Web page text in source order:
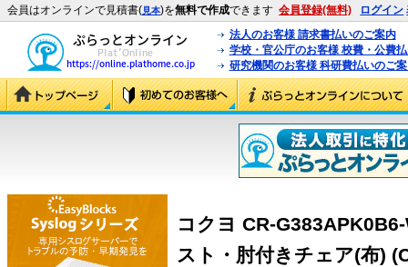
会員はオンラインで見積書(見本)を無料で作成できます 会員登録(無料) ログイン
法人のお客様 請求書払いのご案内
学校・官公庁のお客様 校費・公費
研究機関のお客様 科研費払いのご
コクヨ CR-
スト・肘付きチェア(布)